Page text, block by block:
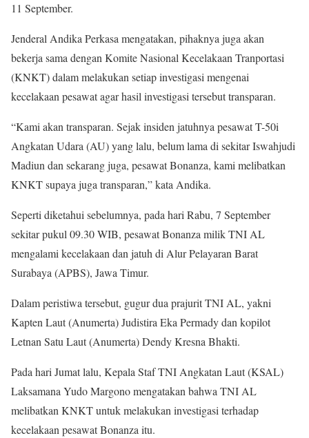
11 September.
Jenderal Andika Perkasa mengatakan, pihaknya juga akan
bekerja sama dengan Komite Nasional Kecelakaan Tranportasi
(KNKT) dalam melakukan setiap investigasi mengenai
kecelakaan pesawat agar hasil investigasi tersebut transparan.
“Kami akan transparan. Sejak insiden jatuhnya pesawat T-50i
Angkatan Udara (AU) yang lalu, belum lama di sekitar Iswahjudi
Madiun dan sekarang juga, pesawat Bonanza, kami melibatkan
KNKT supaya juga transparan,” kata Andika.
Seperti diketahui sebelumnya, pada hari Rabu, 7 September
sekitar pukul 09.30 WIB, pesawat Bonanza milik TNI AL
mengalami kecelakaan dan jatuh di Alur Pelayaran Barat
Surabaya (APBS), Jawa Timur.
Dalam peristiwa tersebut, gugur dua prajurit TNI AL, yakni
Kapten Laut (Anumerta) Judistira Eka Permady dan kopilot
Letnan Satu Laut (Anumerta) Dendy Kresna Bhakti.
Pada hari Jumat lalu, Kepala Staf TNI Angkatan Laut (KSAL)
Laksamana Yudo Margono mengatakan bahwa TNI AL
melibatkan KNKT untuk melakukan investigasi terhadap
kecelakaan pesawat Bonanza itu.